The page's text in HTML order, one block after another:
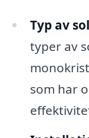
Typ av
typer av
som har